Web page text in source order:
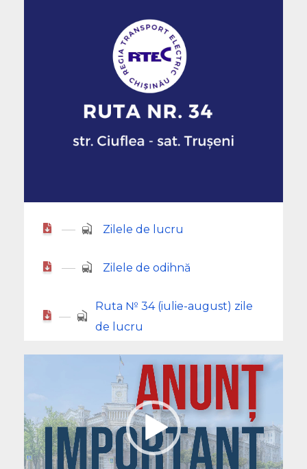
Zilele de lucru
Zilele de odihnă
Ruta № 34 (iulie-august) zile
de lucru